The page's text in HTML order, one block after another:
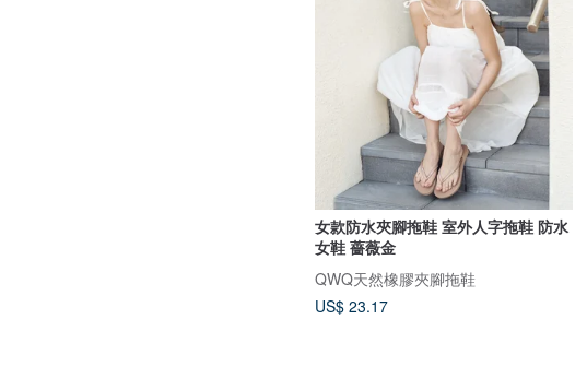
女款防水夾腳拖鞋 室外人字拖鞋 防水
女鞋 薔薇金
QWQ天然橡膠夾腳拖鞋
US$ 23.17